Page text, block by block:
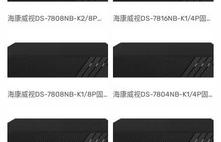
​海康威视DS-7808NB-K2/8P固件升级包V4.30.097build240401 ​海康威视DS-7816NB-K1/4P固件升级包V4.30.097build240401
​海康威视DS-7808NB-K1/8P固件升级包V4.30.097build240401 ​海康威视DS-7804NB-K1/4P固件升级包V4.30.097build240401